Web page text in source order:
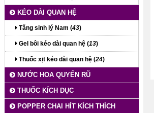
KÉO DÀI QUAN HỆ
Tăng sinh lý Nam (43)
Gel bôi kéo dài quan hệ (13)
Thuốc xịt kéo dài quan hệ (24)
NƯỚC HOA QUYẾN RŨ
THUỐC KÍCH DỤC
POPPER CHAI HÍT KÍCH THÍCH